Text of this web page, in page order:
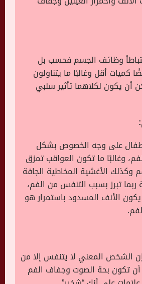
وظائف الجسم فحسب بل
كميات أقل وغالبًا ما يتناولون
أن يكون لكلاهما تأثير سلبي
على وجه الخصوص بشكل
وغالبًا ما تكون العواقب تمزق
وكذلك الأغشية المخاطية الجافة
تبرز بسبب التنفس من الفم،
الأنف المسدود باستمرار هو
الشخص المعني لا يتنفس إلا من
تكون بحة الصوت وجفاف الفم